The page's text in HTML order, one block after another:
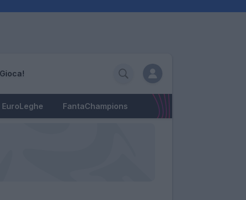
Gioca!
EuroLeghe FantaChampions